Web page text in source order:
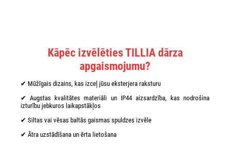
Kāpēc izvēlēties TILLIA dārza
apgaismojumu?
✔ Mūžīgais dizains, kas izceļ jūsu eksterjera raksturu
✔ Augstas kvalitātes materiāli un IP44 aizsardzība, kas nodrošina
izturību jebkuros laikapstākļos
✔ Siltas vai vēsas baltās gaismas spuldzes izvēle
✔ Ātra uzstādīšana un ērta lietošana